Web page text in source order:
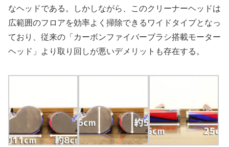
なヘッドである。しかしながら、このクリーナーヘッドは
広範囲のフロアを効率よく掃除できるワイドタイプとなっ
ており、従来の「カーボンファイバーブラシ搭載モーター
ヘッド」より取り回しが悪いデメリットも存在する。